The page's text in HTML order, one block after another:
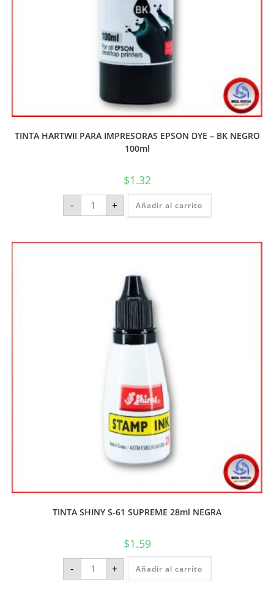
TINTA HARTWII PARA IMPRESORAS EPSON DYE – BK NEGRO
100ml
$1.32
- + Añadir al carrito
TINTA SHINY S-61 SUPREME 28ml NEGRA
$1.59
- + Añadir al carrito